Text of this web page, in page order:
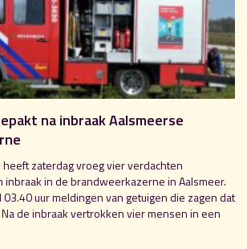
na inbraak Aalsmeerse
zaterdag vroeg vier verdachten
inbraak in de brandweerkazerne in Aalsmeer.
uur meldingen van getuigen die zagen dat
de inbraak vertrokken vier mensen in een